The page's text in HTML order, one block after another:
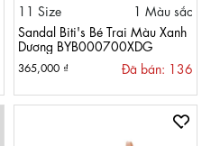
11 Size
1 Màu sắc
Sandal Biti's Bé Trai Màu Xanh
Dương BYB000700XDG
365,000 ₫ Đã bán: 136